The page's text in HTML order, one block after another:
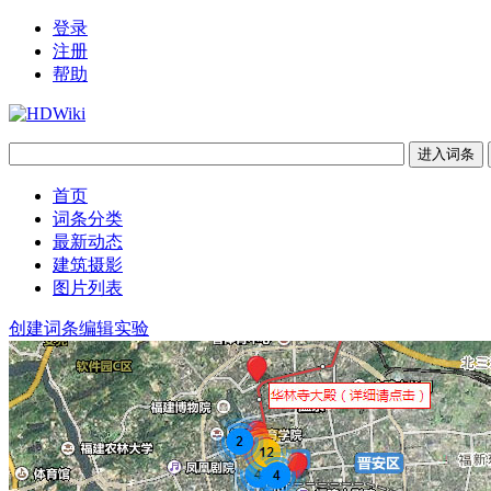
登录
注册
帮助
首页
词条分类
最新动态
建筑摄影
图片列表
创建词条编辑实验